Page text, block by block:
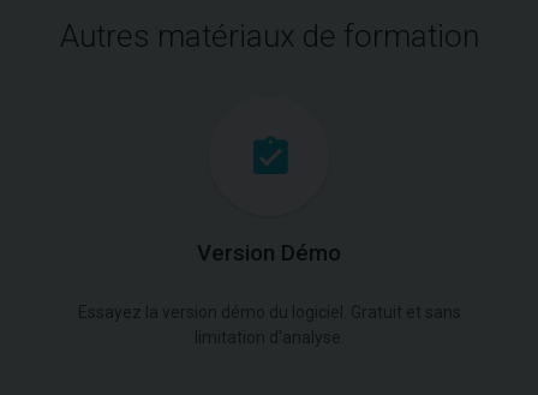
Autres matériaux de formation
Version Démo
Essayez la version démo du logiciel. Gratuit et sans
limitation d'analyse.